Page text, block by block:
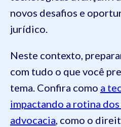
novos desafios e
jurídico.
Neste contexto,
com tudo o que você
tema. Confira como a
impactando a rotina
advocacia, como o